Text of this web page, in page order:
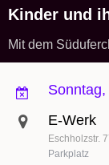
Kinder und
Mit dem
E-Werk
Eschholzstr.
Parkplatz